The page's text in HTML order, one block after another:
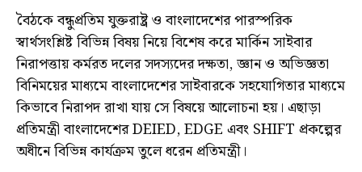
বৈঠকে বন্ধুপ্রতিম যুক্তরাষ্ট্র ও বাংলাদেশের পারস্পরিক
স্বার্থসংশ্লিষ্ট বিভিন্ন বিষয় নিয়ে বিশেষ করে মার্কিন সাইবার
নিরাপত্তায় কর্মরত দলের সদস্যদের দক্ষতা, জ্ঞান ও অভিজ্ঞতা
বিনিময়ের মাধ্যমে বাংলাদেশের সাইবারকে সহযোগিতার মাধ্যমে
কিভাবে নিরাপদ রাখা যায় সে বিষয়ে আলোচনা হয়। এছাড়া
প্রতিমন্ত্রী বাংলাদেশের DEIED, EDGE এবং SHIFT প্রকল্পের
অধীনে বিভিন্ন কার্যক্রম তুলে ধরেন প্রতিমন্ত্রী।